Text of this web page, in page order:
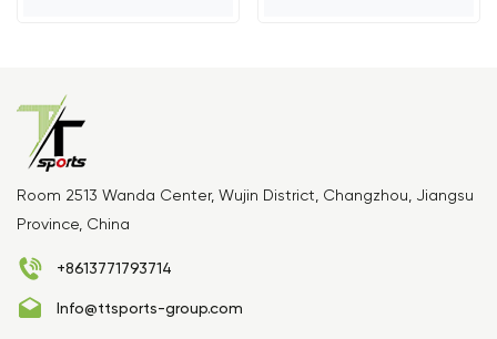
Room 2513 Wanda Center, Wujin District, Changzhou, Jiangsu
Province, China
+8613771793714
Info@ttsports-group.com